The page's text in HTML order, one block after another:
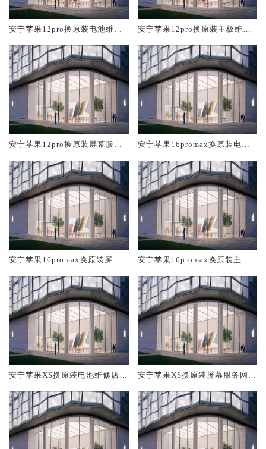
安宁苹果12pro换原装电池维修
安宁苹果12pro换原装主板维修
安宁苹果12pro换原装屏幕服务
安宁苹果16promax换原装电池
安宁苹果16promax换原装屏幕
安宁苹果16promax换原装主板
安宁苹果XS换原装电池维修店大
安宁苹果XS换原装屏幕服务网点